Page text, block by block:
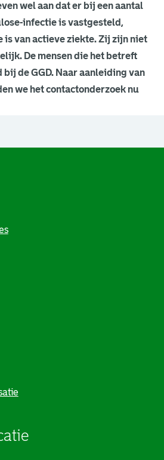
wel aan dat er bij een aantal
infectie is vastgesteld,
is van actieve ziekte. Zij zijn niet
De mensen die het betreft
de GGD. Naar aanleiding van
we het contactonderzoek nu